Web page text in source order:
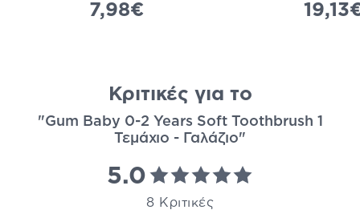
7,98€
Κριτικές για το
"Gum Baby 0-2 Years Soft Toothbrush 1
Τεμάχιο - Γαλάζιο"
5.0
8 Κριτικές